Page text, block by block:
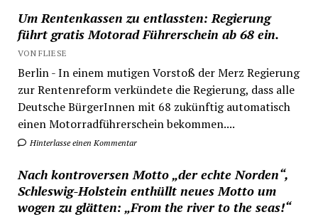
Um Rentenkassen zu entlassten: Regierung
führt gratis Motorad Führerschein ab 68 ein.
VON FLIESE
Berlin - In einem mutigen Vorstoß der Merz Regierung
zur Rentenreform verkündete die Regierung, dass alle
Deutsche BürgerInnen mit 68 zukünftig automatisch
einen Motorradführerschein bekommen....
Hinterlasse einen Kommentar
Nach kontroversen Motto „der echte Norden“,
Schleswig-Holstein enthüllt neues Motto um
wogen zu glätten: „From the river to the seas!“